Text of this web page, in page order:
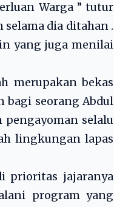
Warga ” tutur
dia ditahan .
yang juga menilai
merupakan bekas
bagi seorang Abdul
selalu
lingkungan lapas
prioritas jajaranya
program yang